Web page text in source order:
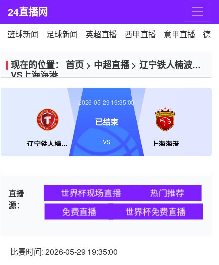
24直播网
篮球新闻 足球新闻 英超直播 西甲直播 意甲直播 德
现在的位置： 首页 > 中超直播> 辽宁铁人楠波湾
VS上海海港
辽宁铁人楠波湾 上海海港
2026-05-29 19:35:00
已结束
VS
直播
源：
世界杯现场直播
热门推荐
免费直播
世界杯免费直播
比赛时间: 2026-05-29 19:35:00